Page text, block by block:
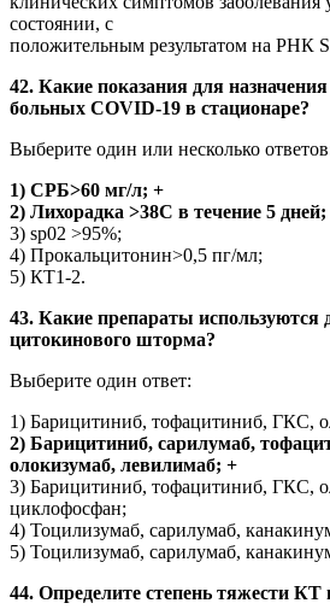
состоянии, с
положительным результатом на РНК
42. Какие показания для
больных COVID-19 в стационаре?
Выберите один или несколько
1) СРБ>60 мг/л; +
2) Лихорадка >38С в течение 5 дней;
3) sp02 >95%;
4) Прокальцитонин>0,5 пг/мл;
5) КТ1-2.
43. Какие препараты используются
цитокинового шторма?
Выберите один ответ:
1) Барицитиниб, тофацитиниб, ГКС,
2) Барицитиниб, сарилумаб,
олокизумаб, левилимаб; +
3) Барицитиниб, тофацитиниб, ГКС,
циклофосфан;
4) Тоцилизумаб, сарилумаб,
5) Тоцилизумаб, сарилумаб,
44. Определите степень тяжести КТ